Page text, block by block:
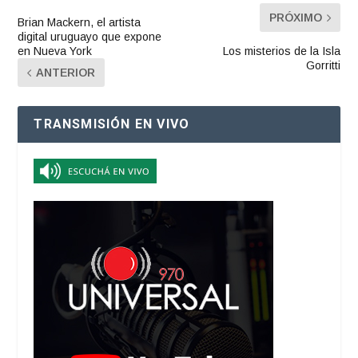
Brian Mackern, el artista
digital uruguayo que expone
en Nueva York
ANTERIOR
PRÓXIMO
Los misterios de la Isla
Gorritti
TRANSMISIÓN EN VIVO